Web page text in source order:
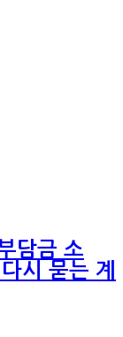
담금 소
시 묻는 계